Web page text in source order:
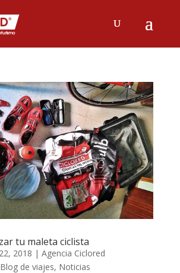
tu maleta ciclista
2018 | Agencia Ciclored
Blog de viajes, Noticias